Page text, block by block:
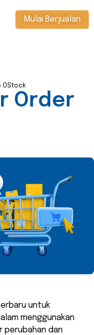
Mulai Berjualan
OStock
Order
untuk
menggunakan
perubahan dan